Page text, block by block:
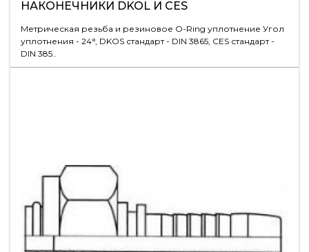
НАКОНЕЧНИКИ DKOL И CES
Метрическая резьба и резиновое О-Ring уплотнение Угол
уплотнения - 24°, DKOS стандарт - DIN 3865, CES стандарт -
DIN 385..